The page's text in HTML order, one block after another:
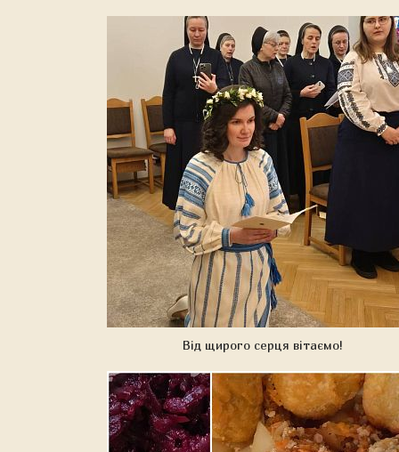
Від щирого серця вітаємо!